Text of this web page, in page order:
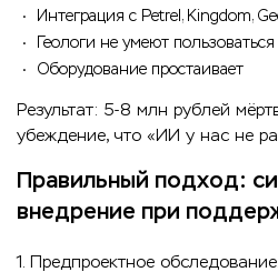
Интеграция с Petrel, Kingdom,
Геологи не умеют
Оборудование простаивает
Результат: 5-8 млн рублей
убеждение, что «ИИ у нас не
Правильный подход:
внедрение при
1. Предпроектное